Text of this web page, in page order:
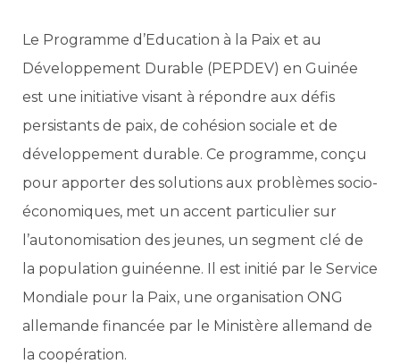
Le Programme d’Education à la Paix et au
Développement Durable (PEPDEV) en Guinée
est une initiative visant à répondre aux défis
persistants de paix, de cohésion sociale et de
développement durable. Ce programme, conçu
pour apporter des solutions aux problèmes socio-
économiques, met un accent particulier sur
l’autonomisation des jeunes, un segment clé de
la population guinéenne. Il est initié par le Service
Mondiale pour la Paix, une organisation ONG
allemande financée par le Ministère allemand de
la coopération.